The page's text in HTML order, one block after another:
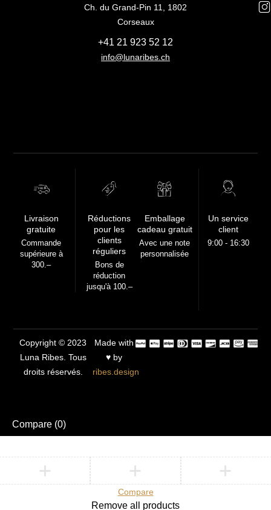
Ch. du Grand-Pin 11, 1802
Corseaux
+41 21 923 52 12
info@lunaribes.ch
FREE
Livraison
gratuite
Commande
supérieure à
300.–
Réductions
pour les
clients
réguliers
Bons de
réduction
jusqu'à 100.–
Emballage
cadeau gratuit
Avec une note
personnalisée
Un service
client
9:00 - 16:30
Copyright © 2023
Luna Ribes. Tous
droits réservés.
Made with
♥ by
ribes.design
Compare (0)
Compare
Remove all products